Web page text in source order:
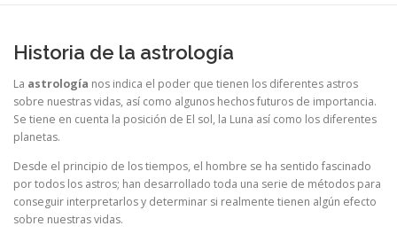
BLOG
Historia de la astrología
La astrología nos indica el poder que tienen los diferentes astros
sobre nuestras vidas, así como algunos hechos futuros de importancia.
Se tiene en cuenta la posición de El sol, la Luna así como los diferentes
planetas.
Desde el principio de los tiempos, el hombre se ha sentido fascinado
por todos los astros; han desarrollado toda una serie de métodos para
conseguir interpretarlos y determinar si realmente tienen algún efecto
sobre nuestras vidas.